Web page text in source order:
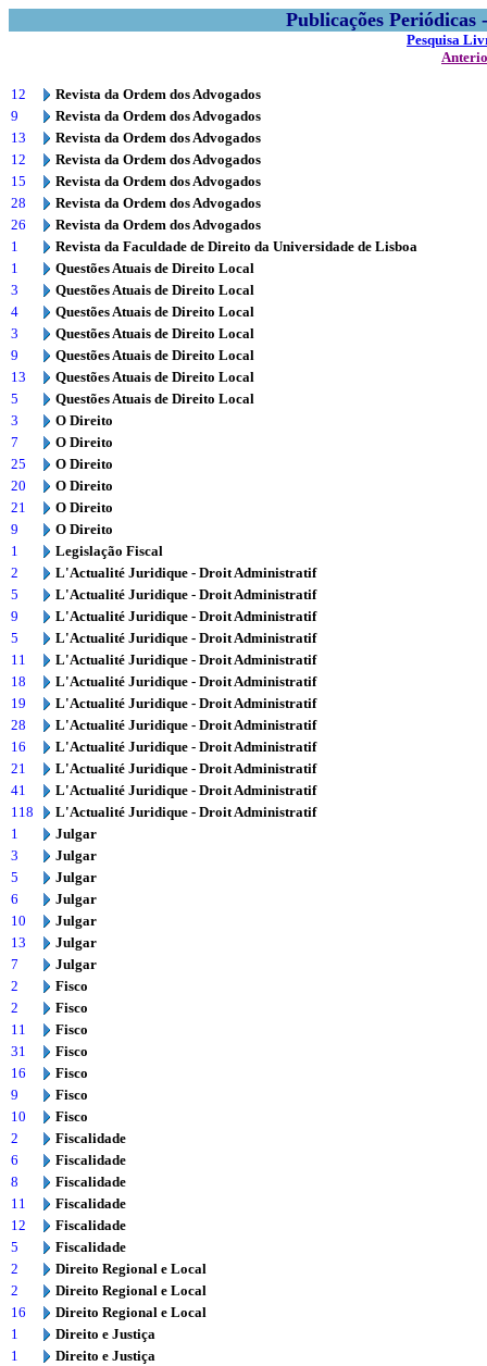
Publicações
Pesquisa
12
Revista da Ordem dos Advogados
9
Revista da Ordem dos Advogados
13
Revista da Ordem dos Advogados
12
Revista da Ordem dos Advogados
15
Revista da Ordem dos Advogados
28
Revista da Ordem dos Advogados
26
Revista da Ordem dos Advogados
1
Revista da Faculdade de Direito da Universidade de Lisboa
1
Questões Atuais de Direito Local
3
Questões Atuais de Direito Local
4
Questões Atuais de Direito Local
3
Questões Atuais de Direito Local
9
Questões Atuais de Direito Local
13
Questões Atuais de Direito Local
5
Questões Atuais de Direito Local
3
O Direito
7
O Direito
25
O Direito
20
O Direito
21
O Direito
9
O Direito
1
Legislação Fiscal
2
L'Actualité Juridique - Droit Administratif
5
L'Actualité Juridique - Droit Administratif
9
L'Actualité Juridique - Droit Administratif
5
L'Actualité Juridique - Droit Administratif
11
L'Actualité Juridique - Droit Administratif
18
L'Actualité Juridique - Droit Administratif
19
L'Actualité Juridique - Droit Administratif
28
L'Actualité Juridique - Droit Administratif
16
L'Actualité Juridique - Droit Administratif
21
L'Actualité Juridique - Droit Administratif
41
L'Actualité Juridique - Droit Administratif
118
L'Actualité Juridique - Droit Administratif
1
Julgar
3
Julgar
5
Julgar
6
Julgar
10
Julgar
13
Julgar
7
Julgar
2
Fisco
2
Fisco
11
Fisco
31
Fisco
16
Fisco
9
Fisco
10
Fisco
2
Fiscalidade
6
Fiscalidade
8
Fiscalidade
11
Fiscalidade
12
Fiscalidade
5
Fiscalidade
2
Direito Regional e Local
2
Direito Regional e Local
16
Direito Regional e Local
1
Direito e Justiça
1
Direito e Justiça